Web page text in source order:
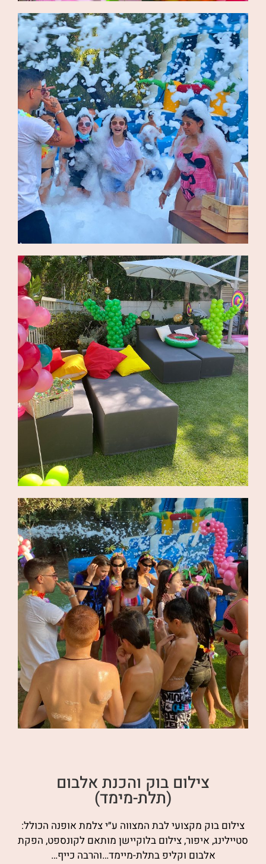
צילום בוק והכנת אלבום
(תלת-מימד)
צילום בוק מקצועי לבת המצווה ע״י צלמת אופנה הכולל:
סטיילינג, איפור, צילום בלוקיישן מותאם לקונספט, הפקת
אלבום וקליפ בתלת-מיימד…והרבה כייף…